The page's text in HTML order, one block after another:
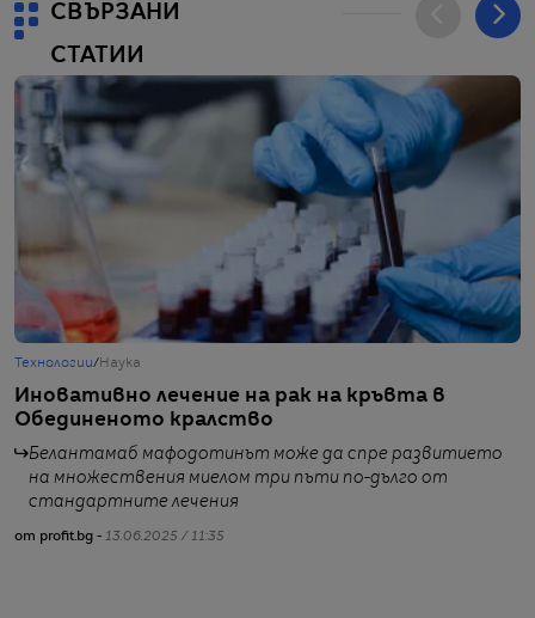
СВЪРЗАНИ
СТАТИИ
Технологии/ Наука
Иновативно лечение на рак на кръвта в
Обединеното кралство
Белантамаб мафодотинът може да спре развитието
на множествения миелом три пъти по-дълго от
стандартните лечения
от profit.bg - 13.06.2025 / 11:35